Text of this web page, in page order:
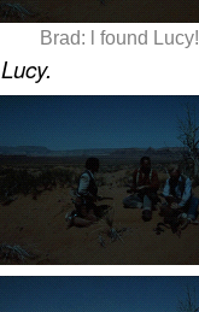
Brad: l found Lucy!